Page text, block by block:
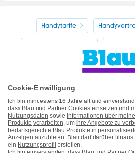
Handytarife
Handyvertrag ohne Handy
Kontakt Impressum AGB